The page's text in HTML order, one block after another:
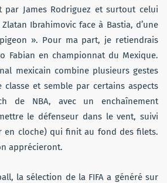
James Rodriguez et surtout celui
Ibrahimovic face à Bastia, d’une
». Pour ma part, je retiendrais
Fabian en championnat du Mexique.
mexicain combine plusieurs gestes
classe et semble par certains aspects
de NBA, avec un enchaînement
le défenseur dans le vent, suivi
en cloche) qui finit au fond des filets.
apprécieront.
la sélection de la FIFA a généré sur